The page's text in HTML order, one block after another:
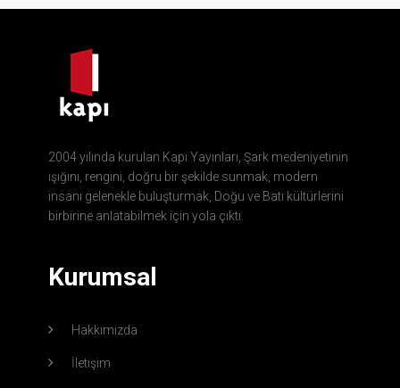
2004 yılında kurulan Kapı Yayınları, Şark medeniyetinin
ışığını, rengini, doğru bir şekilde sunmak, modern
insanı gelenekle buluşturmak, Doğu ve Batı kültürlerini
birbirine anlatabilmek için yola çıktı.
Kurumsal
Hakkımızda
İletişim